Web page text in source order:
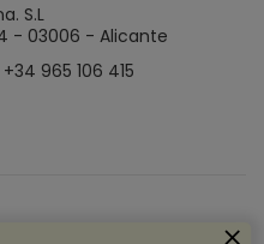
S.L
- 03006 - Alicante
965 106 415